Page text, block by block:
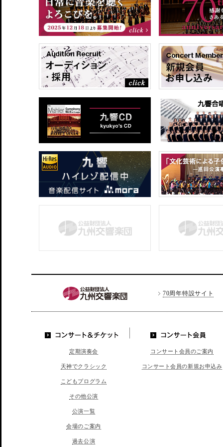
70周年特設サイト
定期演奏会
天神でクラシック
こどもプログラム
その他公演
公演一覧
会場のご案内
過去公演
コンサート会員のご案内
コンサート会員の新規お申込み